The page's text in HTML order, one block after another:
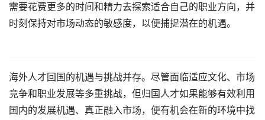
需要花费更多的时间和精力去探索适合自己的职业方向，并
时刻保持对市场动态的敏感度，以便捕捉潜在的机遇。
海外人才回国的机遇与挑战并存。尽管面临适应文化、市场
竞争和职业发展等多重挑战，但归国人才如果能够有效利用
国内的发展机遇、真正融入市场，便有机会在新的环境中找